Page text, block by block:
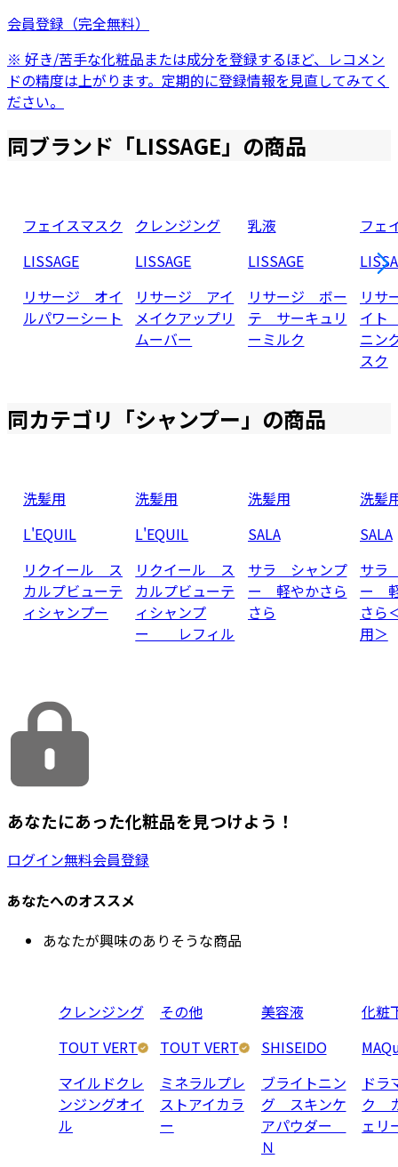
会員登録（完全無料）
※ 好き/苦手な化粧品または成分を登録するほど、レコメン
ドの精度は上がります。定期的に登録情報を見直してみてく
ださい。
同ブランド「LISSAGE」の商品
フェイスマスク
LISSAGE
リサージ オイ
ルパワーシート
クレンジング
LISSAGE
リサージ アイ
メイクアップリ
ムーバー
乳液
LISSAGE
リサージ ボー
テ サーキュリ
ーミルク
フェ
リサ
イト
ニン
スク
同カテゴリ「シャンプー」の商品
洗髪用
L'EQUIL
リクイール ス
カルプビューテ
ィシャンプー
洗髪用
L'EQUIL
リクイール ス
カルプビューテ
ィシャンプ
ー レフィル
洗髪用
SALA
サラ シャンプ
ー 軽やかさら
さら
洗髪
SALA
サラ
ー
さら
用＞
あなたにあった化粧品を見つけよう！
ログイン無料会員登録
あなたへのオススメ
あなたが興味のありそうな商品
クレンジング
TOUT VERT
マイルドクレ
ンジングオイ
ル
その他
TOUT VERT
ミネラルプレ
ストアイカラ
ー
美容液
SHISEIDO
ブライトニン
グ スキンケ
アパウダー
Ｎ
化粧
ドラ
ク
ェ